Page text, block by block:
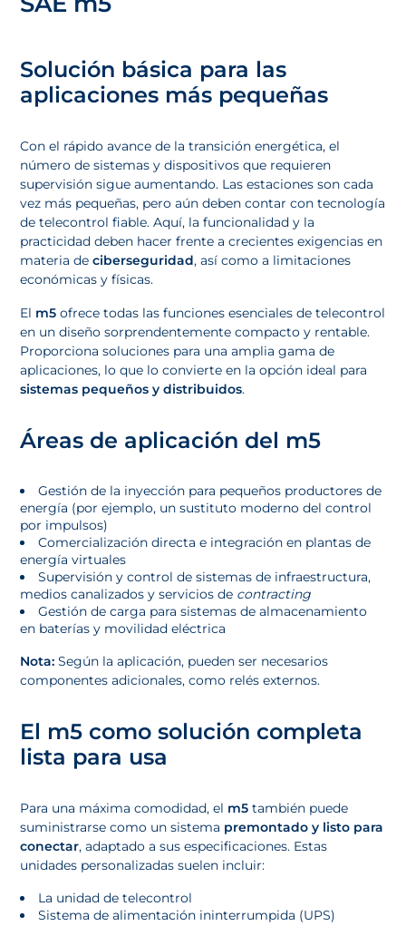
Solución básica para las
aplicaciones más pequeñas
Con el rápido avance de la transición energética, el
número de sistemas y dispositivos que requieren
supervisión sigue aumentando. Las estaciones son cada
vez más pequeñas, pero aún deben contar con tecnología
de telecontrol fiable. Aquí, la funcionalidad y la
practicidad deben hacer frente a crecientes exigencias en
materia deciberseguridad, así como a limitaciones
económicas y físicas.
El m5 ofrece todas las funciones esenciales de telecontrol
en un diseño sorprendentemente compacto y rentable.
Proporciona soluciones para una amplia gama de
aplicaciones, lo que lo convierte en la opción ideal para
sistemas pequeños y distribuidos.
Áreas de aplicación del m5
Gestión de la inyección para pequeños productores de
energía (por ejemplo, un sustituto moderno del control
por impulsos)
Comercialización directa e integración en plantas de
energía virtuales
Supervisión y control de sistemas de infraestructura,
medios canalizados y servicios de contracting
Gestión de carga para sistemas de almacenamiento
en baterías y movilidad eléctrica
Nota: Según la aplicación, pueden ser necesarios
componentes adicionales, como relés externos.
El m5 como solución completa
lista para usa
Para una máxima comodidad, el m5 también puede
suministrarse como un sistema premontado y listo para
conectar, adaptado a sus especificaciones. Estas
unidades personalizadas suelen incluir:
La unidad de telecontrol
Sistema de alimentación ininterrumpida (UPS)